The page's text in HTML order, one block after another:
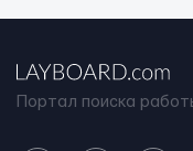
Портал поиска